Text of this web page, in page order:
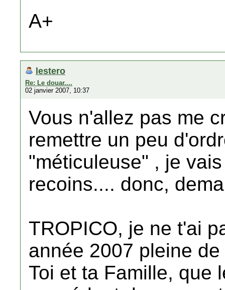
A+
lestero
Re: Le douar....
02 janvier 2007, 10:37
Vous n'allez pas me
remettre un peu
"méticuleuse" , je
recoins.... donc,
TROPICO, je ne t'ai
année 2007 pleine
Toi et ta Famille, que